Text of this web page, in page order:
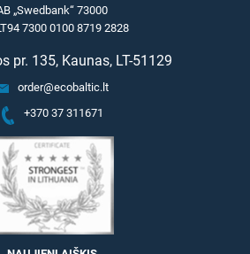
„Swedbank“ 73000
7300 0100 8719 2828
pr. 135, Kaunas, LT-51129
order@ecobaltic.lt
+370 37 311671